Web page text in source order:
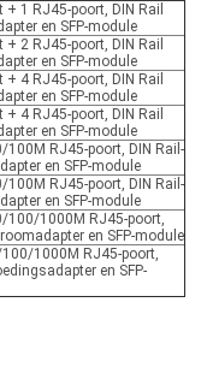
1 RJ45-poort, DIN Rail
en SFP-module
2 RJ45-poort, DIN Rail
en SFP-module
4 RJ45-poort, DIN Rail
en SFP-module
4 RJ45-poort, DIN Rail
en SFP-module
100M RJ45-poort, DIN Rail-
en SFP-module
100M RJ45-poort, DIN Rail-
en SFP-module
100/1000M RJ45-poort,
en SFP-module
1000M RJ45-poort,
en SFP-